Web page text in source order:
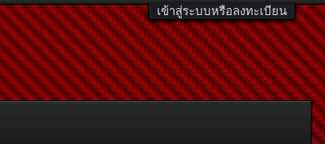
เข้าสู่ระบบหรือลงทะเบียน